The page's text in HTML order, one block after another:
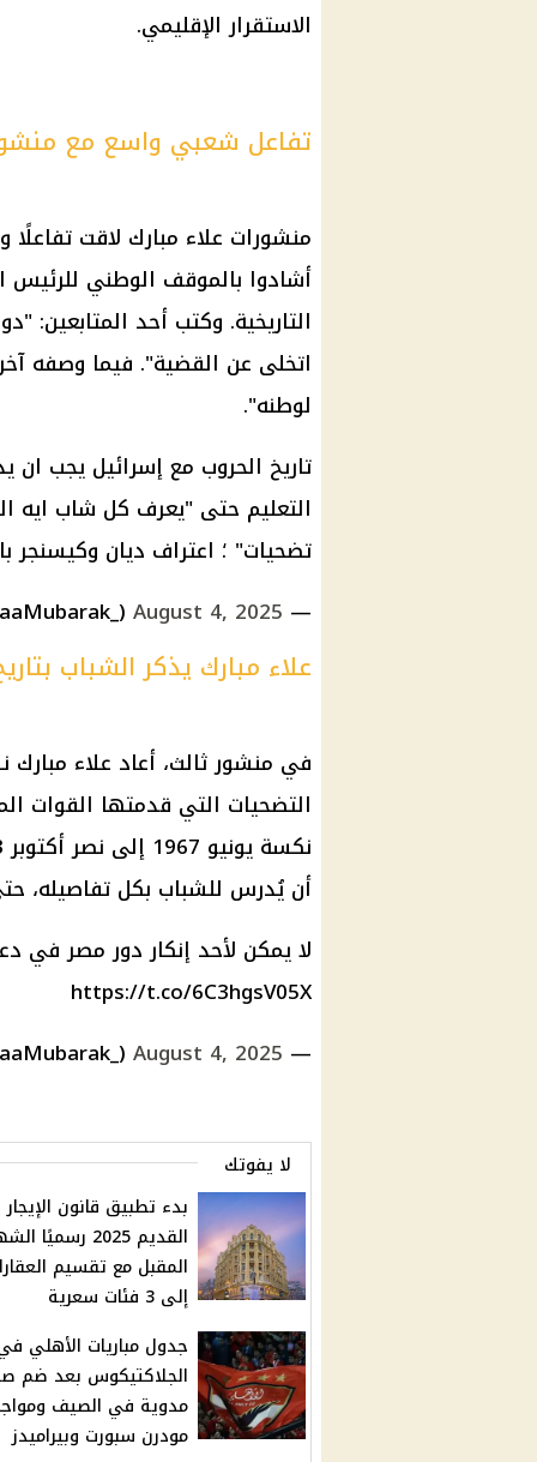
الاستقرار الإقليمي.
تفاعل شعبي واسع مع
منشورات علاء مبارك لاقت
أشادوا بالموقف الوطني للرئيس
اتخلى عن القضية". فيما وصفه
لوطنه".
تاريخ الحروب مع إسرائيل يجب
التعليم حتى "يعرف كل شاب ايه
تضحيات" ؛ اعتراف ديان وكيسنجر
— Alaa Mubarak (@AlaaMubarak_)
August 4, 2025
علاء مبارك يذكر الشباب
في منشور ثالث، أعاد علاء مبارك
التضحيات التي قدمتها القوات
أن يُدرس للشباب بكل
لا يمكن لأحد إنكار دور مصر في
https://t.co/6C3hgsV05X
— Alaa Mubarak (@AlaaMubarak_)
August 4, 2025
لا يفوتك
بدء تطبيق قانون الإيجار
القديم 2025 رسميًا
المقبل مع تقسيم
إلى 3 فئات سعرية
جدول مباريات الأهلي
الجلاكتيكوس بعد ضم
مدوية في الصيف
مودرن سبورت وبيراميدز